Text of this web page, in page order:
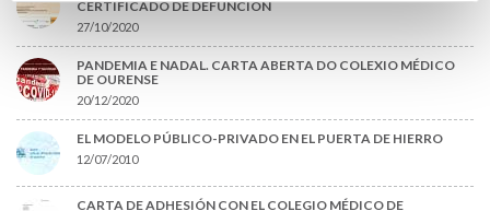
CERTIFICADO DE DEFUNCIÓN
27/10/2020
PANDEMIA E NADAL. CARTA ABERTA DO COLEXIO MÉDICO
DE OURENSE
20/12/2020
EL MODELO PÚBLICO-PRIVADO EN EL PUERTA DE HIERRO
12/07/2010
CARTA DE ADHESIÓN CON EL COLEGIO MÉDICO DE